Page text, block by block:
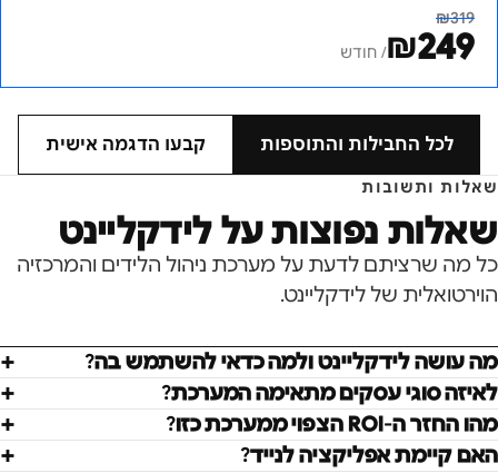
₪319
₪249 / חודש
לכל החבילות והתוספות קבעו הדגמה אישית
שאלות ותשובות
שאלות נפוצות על לידקליינט
כל מה שרציתם לדעת על מערכת ניהול הלידים והמרכזיה
הוירטואלית של לידקליינט.
מה עושה לידקליינט ולמה כדאי להשתמש בה?
לאיזה סוגי עסקים מתאימה המערכת?
מהו החזר ה-ROI הצפוי ממערכת כזו?
האם קיימת אפליקציה לנייד?